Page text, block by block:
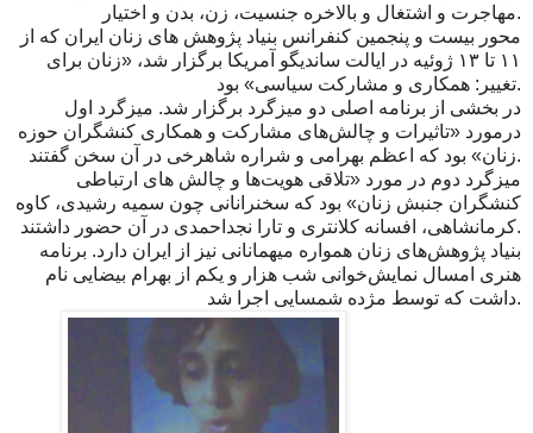
مهاجرت و اشتغال و بالاخره جنسیت، زن، بدن و اختیار.
محور بیست و پنجمین کنفرانس بنیاد پژوهش های زنان ایران که از
۱۱ تا ۱۳ ژوئیه در ایالت ساندیگو آمریکا برگزار شد، «زنان برای
تغییر: همکاری و مشارکت سیاسی» بود.
در بخشی از برنامه اصلی دو میزگرد برگزار شد. میزگرد اول
درمورد «تاثیرات و چالش‌های مشارکت و همکاری کنشگران حوزه
زنان» بود که اعظم بهرامی و شراره شاهرخی در آن سخن گفتند.
میزگرد دوم در مورد «تلاقی هویت‌ها و چالش های ارتباطی
کنشگران جنبش زنان» بود که سخنرانانی چون سمیه رشیدی، کاوه
کرمانشاهی، افسانه کلانتری و تارا نجداحمدی در آن حضور داشتند.
بنیاد پژوهش‌های زنان همواره میهمانانی نیز از ایران دارد. برنامه
هنری امسال نمایش‌خوانی شب هزار و یکم از بهرام بیضایی نام
داشت که توسط مژده شمسایی اجرا شد.